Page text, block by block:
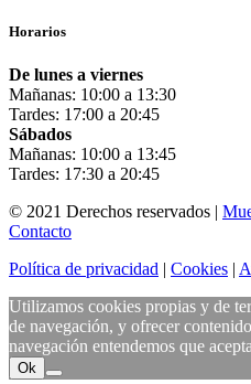
Horarios
De lunes a viernes
Mañanas: 10:00 a 13:30
Tardes: 17:00 a 20:45
Sábados
Mañanas: 10:00 a 13:45
Tardes: 17:30 a 20:45
© 2021 Derechos reservados |
Contacto
Política de privacidad | Cookies |
Utilizamos cookies propias y de
de navegación, y ofrecer
navegación entendemos que
Ok